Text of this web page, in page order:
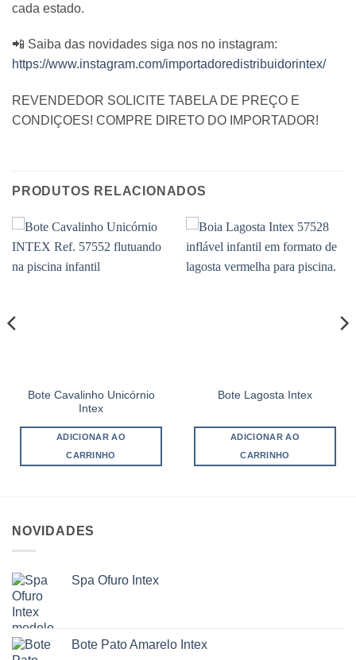
cada estado.
📲 Saiba das novidades siga nos no instagram:
https://www.instagram.com/importadoredistribuidorintex/
REVENDEDOR SOLICITE TABELA DE PREÇO E
CONDIÇOES! COMPRE DIRETO DO IMPORTADOR!
PRODUTOS RELACIONADOS
Bote Cavalinho Unicórnio
Intex
ADICIONAR AO
CARRINHO
Bote Lagosta Intex
ADICIONAR AO
CARRINHO
NOVIDADES
Spa Ofuro Intex
Bote Pato Amarelo Intex